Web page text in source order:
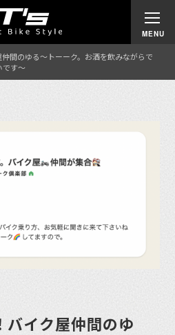
間のゆる〜トーーク。お酒を飲みながらで
です〜
バイク屋仲間のゆ